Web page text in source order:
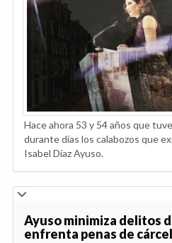
Hace ahora 53 y 54 años que
durante días los calabozos que
Isabel Díaz Ayuso.
Ayuso minimiza delitos
enfrenta penas de cárcel